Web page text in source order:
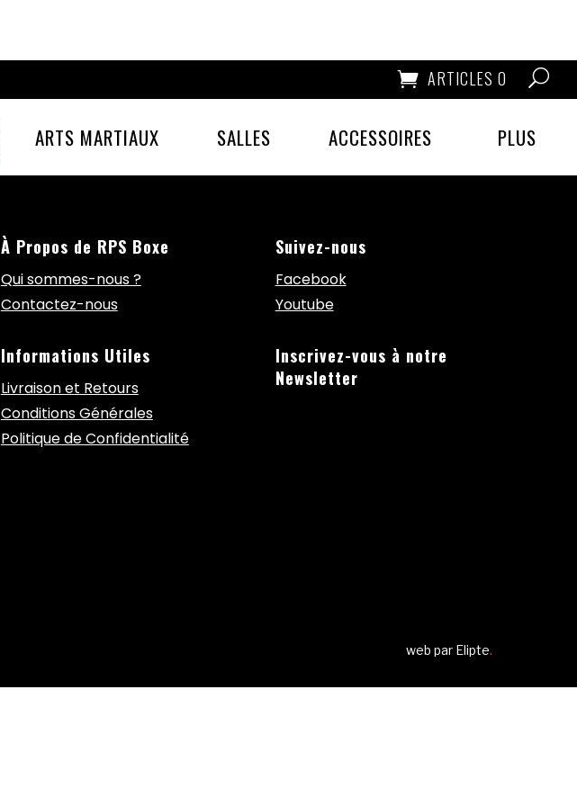
ARTICLES 0
ARTS MARTIAUX SALLES ACCESSOIRES PLUS
À Propos de RPS Boxe
Qui sommes-nous ?
Contactez-nous
Informations Utiles
Livraison et Retours
Conditions Générales
Politique de Confidentialité
Suivez-nous
Facebook
Youtube
Inscrivez-vous à notre
Newsletter
web par Elipte.